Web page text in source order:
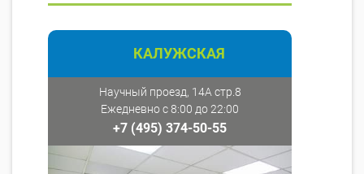
КАЛУЖСКАЯ
Научный проезд, 14А стр.8
Ежедневно с 8:00 до 22:00
+7 (495) 374-50-55